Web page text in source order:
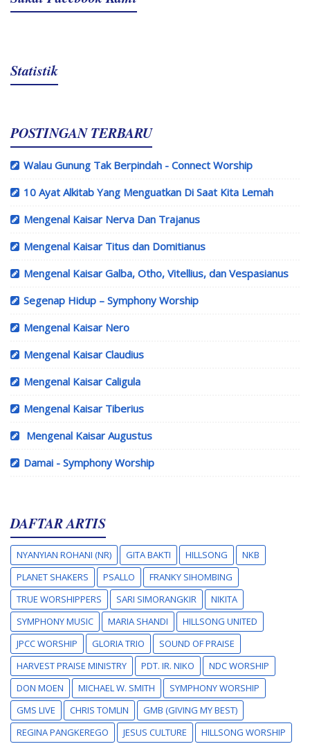
Statistik
POSTINGAN TERBARU
Walau Gunung Tak Berpindah - Connect Worship
10 Ayat Alkitab Yang Menguatkan Di Saat Kita Lemah
Mengenal Kaisar Nerva Dan Trajanus
Mengenal Kaisar Titus dan Domitianus
Mengenal Kaisar Galba, Otho, Vitellius, dan Vespasianus
Segenap Hidup – Symphony Worship
Mengenal Kaisar Nero
Mengenal Kaisar Claudius
Mengenal Kaisar Caligula
Mengenal Kaisar Tiberius
Mengenal Kaisar Augustus
Damai - Symphony Worship
DAFTAR ARTIS
NYANYIAN ROHANI (NR) GITA BAKTI HILLSONG
NKB
PLANET SHAKERS
PSALLO
FRANKY SIHOMBING
TRUE WORSHIPPERS
SARI SIMORANGKIR
NIKITA
SYMPHONY MUSIC
MARIA SHANDI
HILLSONG UNITED
JPCC WORSHIP
GLORIA TRIO
SOUND OF PRAISE
HARVEST PRAISE MINISTRY
PDT. IR. NIKO
NDC WORSHIP
DON MOEN
MICHAEL W. SMITH
SYMPHONY WORSHIP
GMS LIVE
CHRIS TOMLIN
GMB (GIVING MY BEST)
REGINA PANGKEREGO
JESUS CULTURE
HILLSONG WORSHIP